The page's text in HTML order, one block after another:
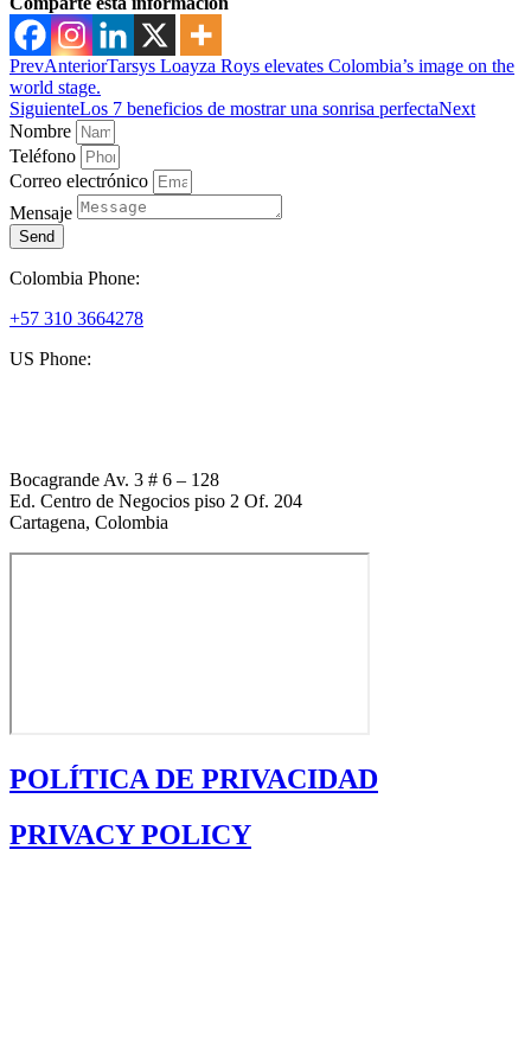
PrevAnteriorTarsys Loayza Roys elevates Colombia’s image on the
world stage.
SiguienteLos 7 beneficios de mostrar una sonrisa perfectaNext
Nombre
Teléfono
Correo electrónico
Mensaje
Send
Colombia Phone:
+57 310 3664278
US Phone:
Bocagrande Av. 3 # 6 – 128
Ed. Centro de Negocios piso 2 Of. 204
Cartagena, Colombia
POLÍTICA DE PRIVACIDAD
PRIVACY POLICY